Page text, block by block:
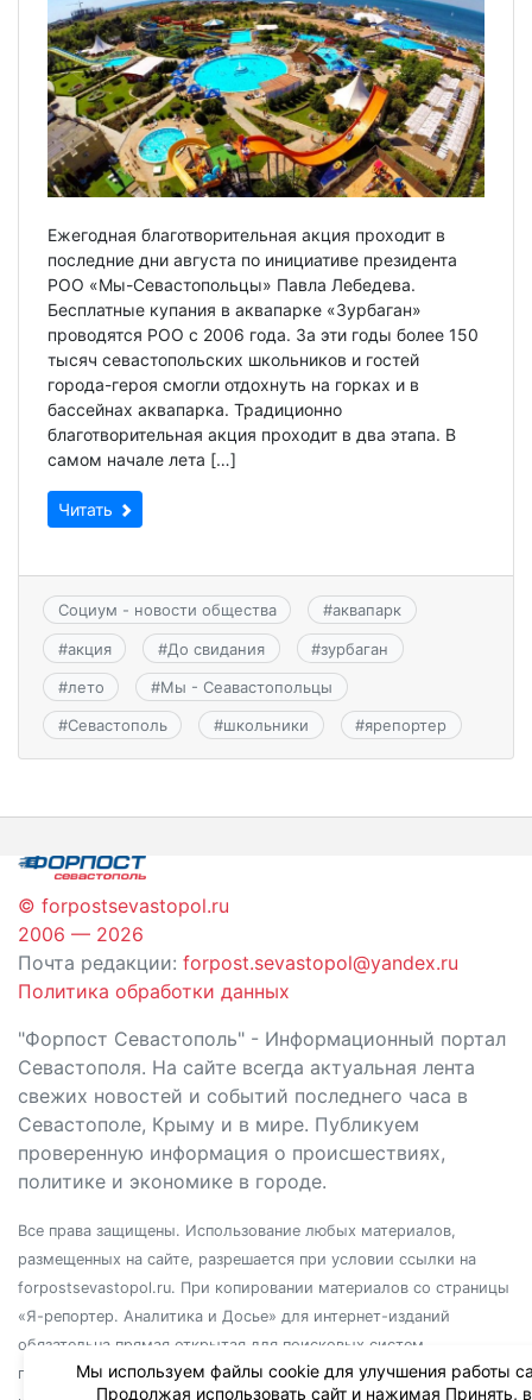
Ежегодная благотворительная акция проходит в
последние дни августа по инициативе президента
РОО «Мы-Севастопольцы» Павла Лебедева.
Бесплатные купания в аквапарке «Зурбаган»
проводятся РОО с 2006 года. За эти годы более 150
тысяч севастопольских школьников и гостей
города-героя смогли отдохнуть на горках и в
бассейнах аквапарка. Традиционно
благотворительная акция проходит в два этапа. В
самом начале лета […]
Читать
Социум - новости общества #аквапарк
#акция #До свидания #зурбаган
#лето #Мы - Сеавастопольцы
#Севастополь #школьники #ярепортер
© forpostsevastopol.ru
2006 — 2026
Почта редакции: forpost.sevastopol@yandex.ru
Политика обработки данных
"Форпост Севастополь" - Информационный портал
Севастополя. На сайте всегда актуальная лента
свежих новостей и событий последнего часа в
Севастополе, Крыму и в мире. Публикуем
проверенную информация о происшествиях,
политике и экономике в городе.
Все права защищены. Использование любых материалов,
размещенных на сайте, разрешается при условии ссылки на
forpostsevastopol.ru. При копировании материалов со страницы
«Я-репортер. Аналитика и Досье» для интернет-изданий
обязательна прямая открытая для поисковых систем
гиперссылка. Независимо от полного или частичного
Мы используем файлы cookie для улучшения работы
Продолжая использовать сайт и нажимая Принять,